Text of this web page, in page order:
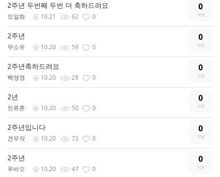
2주년 두번째 두번 더 축하드려요 0
모일화 10.21 62 0
2주년 0
무소유 10.20 59 0
2주년축하드려요 0
빡졍졍 10.20 28 0
2년 0
천류혼 10.20 50 0
2주년입니다 0
견무작 10.20 72 0
2주년 0
푸바오 10.20 47 0